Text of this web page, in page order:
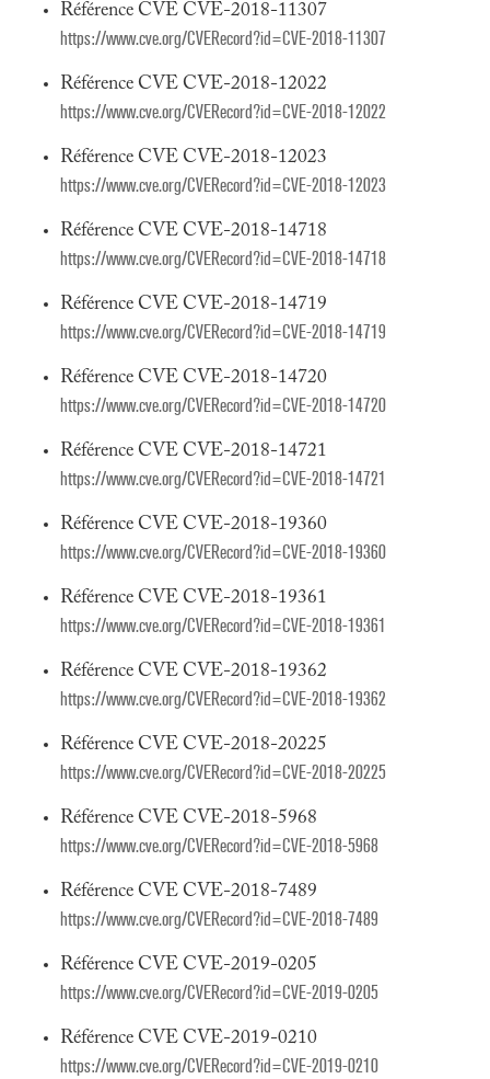
Référence CVE CVE-2018-11307
https://www.cve.org/CVERecord?id=CVE-2018-11307
Référence CVE CVE-2018-12022
https://www.cve.org/CVERecord?id=CVE-2018-12022
Référence CVE CVE-2018-12023
https://www.cve.org/CVERecord?id=CVE-2018-12023
Référence CVE CVE-2018-14718
https://www.cve.org/CVERecord?id=CVE-2018-14718
Référence CVE CVE-2018-14719
https://www.cve.org/CVERecord?id=CVE-2018-14719
Référence CVE CVE-2018-14720
https://www.cve.org/CVERecord?id=CVE-2018-14720
Référence CVE CVE-2018-14721
https://www.cve.org/CVERecord?id=CVE-2018-14721
Référence CVE CVE-2018-19360
https://www.cve.org/CVERecord?id=CVE-2018-19360
Référence CVE CVE-2018-19361
https://www.cve.org/CVERecord?id=CVE-2018-19361
Référence CVE CVE-2018-19362
https://www.cve.org/CVERecord?id=CVE-2018-19362
Référence CVE CVE-2018-20225
https://www.cve.org/CVERecord?id=CVE-2018-20225
Référence CVE CVE-2018-5968
https://www.cve.org/CVERecord?id=CVE-2018-5968
Référence CVE CVE-2018-7489
https://www.cve.org/CVERecord?id=CVE-2018-7489
Référence CVE CVE-2019-0205
https://www.cve.org/CVERecord?id=CVE-2019-0205
Référence CVE CVE-2019-0210
https://www.cve.org/CVERecord?id=CVE-2019-0210